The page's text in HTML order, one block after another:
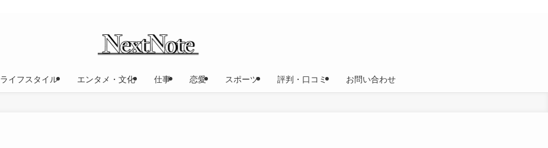
ライフスタイル エンタメ・文化 仕事 恋愛 スポーツ 評判・口コミ お問い合わせ